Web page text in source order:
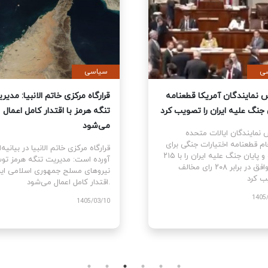
آمریکا قطعنامه
جنگ علیه ایران را تصویب کرد
ایالات متحده
قطعنامه اختیارات جنگی برای
توقف و پایان جنگ علیه ایران را با ۲۱۵
رای موافق در برابر ۲۰۸ رای مخالف
سیاسی
قرارگاه مرکزی خاتم الانبیا:
تنگه هرمز با اقتدار کامل اعمال
می‌شود
قرارگاه مرکزی خاتم الانبیا در
آورده است: مدیریت تنگه هرمز
نیروهای مسلح جمهوری اسلامی
اقتدار کامل اعمال می‌شود.
1405/03/10